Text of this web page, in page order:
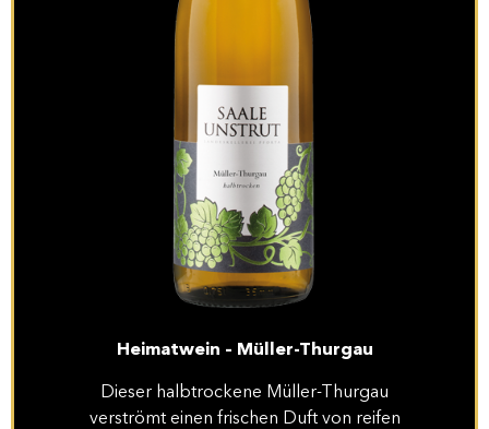
Heimatwein – Müller-Thurgau
Dieser halbtrockene Müller-Thurgau
verströmt einen frischen Duft von reifen